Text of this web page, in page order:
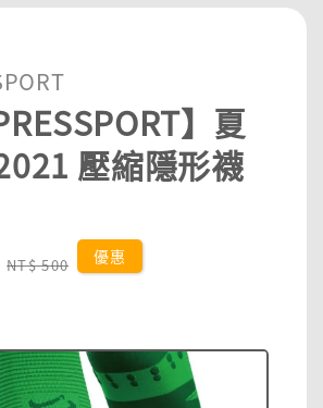
】夏
壓縮隱形襪
Regular
NT$ 500 優惠